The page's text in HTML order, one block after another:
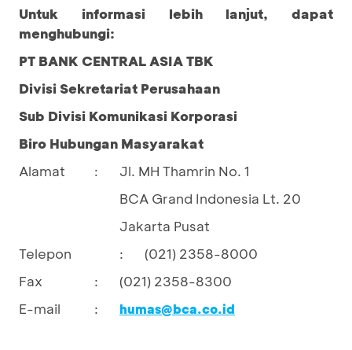
Untuk informasi lebih lanjut, dapat
menghubungi:
PT BANK CENTRAL ASIA TBK
Divisi Sekretariat Perusahaan
Sub Divisi Komunikasi Korporasi
Biro Hubungan Masyarakat
Alamat
:
Jl. MH Thamrin No. 1
BCA Grand Indonesia Lt. 20
Jakarta Pusat
Telepon
:
(021) 2358-8000
Fax
:
(021) 2358-8300
E-mail
: humas@bca.co.id